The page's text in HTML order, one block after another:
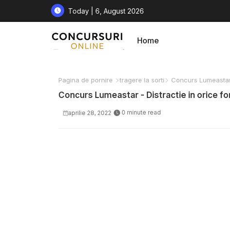
Today | 6, August 2026
Home
Pagina de pornire tragere la sorti Concurs
Concurs Lumeastar - Distractie in orice
aprilie 28, 2022 0 minute read